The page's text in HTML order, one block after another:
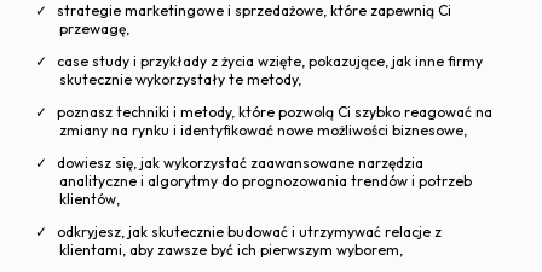
strategie marketingowe i sprzedażowe, które zapewnią Ci
przewagę,
case study i przykłady z życia wzięte, pokazujące, jak inne firmy
skutecznie wykorzystały te metody,
poznasz techniki i metody, które pozwolą Ci szybko reagować na
zmiany na rynku i identyfikować nowe możliwości biznesowe,
dowiesz się, jak wykorzystać zaawansowane narzędzia
analityczne i algorytmy do prognozowania trendów i potrzeb
klientów,
odkryjesz, jak skutecznie budować i utrzymywać relacje z
klientami, aby zawsze być ich pierwszym wyborem,